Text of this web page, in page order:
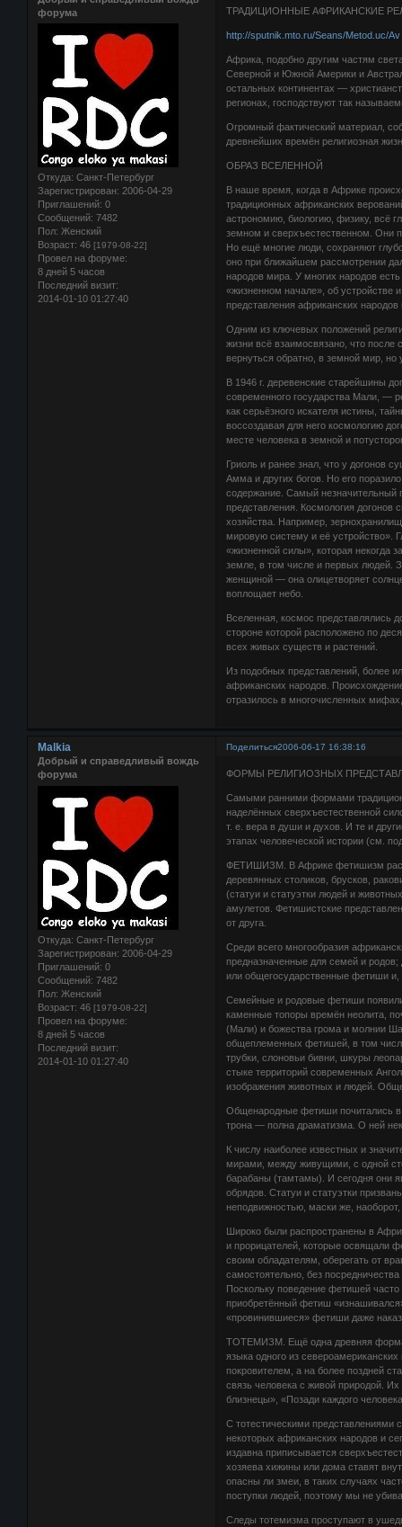
форума
Откуда: Санкт-Петербург
Зарегистрирован: 2006-04-29
Приглашений: 0
Сообщений: 7482
Пол: Женский
Возраст: 46 [1979-08-22]
Провел на форуме:
8 дней 5 часов
Последний визит:
2014-01-10 01:27:40
ТРАДИЦИОННЫЕ АФРИКАНСКИЕ
http://sputnik.mto.ru/Seans/Metod.uc/
Африка, подобно другим частям
Северной и Южной Америки и
остальных континентах —
регионах, господствуют так
Огромный фактический материал,
древнейших времён религиозная
ОБРАЗ ВСЕЛЕННОЙ
В наше время, когда в Африке
традиционных африканских
астрономию, биологию, физику, всё
земном и сверхъестественном. Они
Но ещё многие люди, сохраняют
оно при ближайшем рассмотрении
народов мира. У многих народов
«жизненном начале», об устройстве
представления африканских
Одним из ключевых положений
жизни всё взаимосвязано, что
вернуться обратно, в земной мир,
В 1946 г. деревенские старейшины
современного государства Мали, —
как серьёзного искателя истины,
воссоздавая для него космологию
месте человека в земной и
Гриоль и ранее знал, что у догонов
Амма и других богов. Но его
содержание. Самый незначительный
представления. Космология догонов
хозяйства. Например,
мировую систему и её устройство».
«жизненной силы», которая некогда
земле, в том числе и первых людей.
женщиной — она олицетворяет
воплощает небо.
Вселенная, космос представлялись
стороне которой расположено по
всех живых существ и растений.
Из подобных представлений, более
африканских народов.
отразилось в многочисленных
Поделиться2006-06-17 16:38:16
Malkia
Добрый и справедливый вождь
форума
Откуда: Санкт-Петербург
Зарегистрирован: 2006-04-29
Приглашений: 0
Сообщений: 7482
Пол: Женский
Возраст: 46 [1979-08-22]
Провел на форуме:
8 дней 5 часов
Последний визит:
2014-01-10 01:27:40
ФОРМЫ РЕЛИГИОЗНЫХ
Самыми ранними формами
наделённых сверхъестественной
т. е. вера в души и духов. И те и
этапах человеческой истории (см.
ФЕТИШИЗМ. В Африке фетишизм
деревянных столиков, брусков,
(статуи и статуэтки людей и
амулетов. Фетишистские
от друга.
Среди всего многообразия
предназначенные для семей и
или общегосударственные фетиши
Семейные и родовые фетиши
каменные топоры времён неолита,
(Мали) и божества грома и молнии
общеплеменных фетишей, в том
трубки, слоновьи бивни, шкуры
стыке территорий современных
изображения животных и людей.
Общенародные фетиши почитались в
трона — полна драматизма. О ней
К числу наиболее известных и
мирами, между живущими, с одной
барабаны (тамтамы). И сегодня они
обрядов. Статуи и статуэтки
неподвижностью, маски же,
Широко были распространены в
и прорицателей, которые освящали
своим обладателям, оберегать от
самостоятельно, без
Поскольку поведение фетишей
приобретённый фетиш
«провинившиеся» фетиши даже
ТОТЕМИЗМ. Ещё одна древняя форма
языка одного из
покровителем, а на более поздней
связь человека с живой природой.
близнецы», «Позади каждого
С тотестическими
некоторых африканских народов и
издавна приписывается
хозяева хижины или дома ставят
опасны ли змеи, в таких случаях
поступки людей, поэтому мы не
Следы тотемизма проступают в